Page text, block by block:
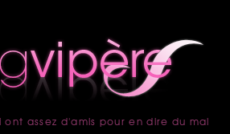
assez d'amis pour en dire du mal